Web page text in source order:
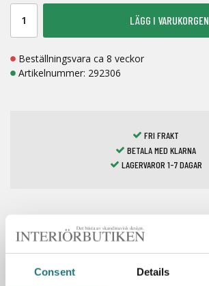
Consent Details
LÄGG I VARUKORGEN
Beställningsvara ca 8 veckor
Artikelnummer: 292306
FRI FRAKT
BETALA MED KLARNA
LAGERVAROR 1-7 DAGAR
Spara som favorit